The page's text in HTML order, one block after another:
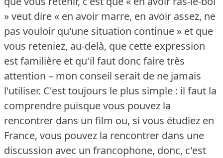
» veut dire « en avoir marre, en avoir assez, ne
pas vouloir qu'une situation continue » et que
vous reteniez, au-delà, que cette expression
est familière et qu'il faut donc faire très
attention – mon conseil serait de ne jamais
l'utiliser. C'est toujours le plus simple : il faut la
comprendre puisque vous pouvez la
rencontrer dans un film ou, si vous étudiez en
France, vous pouvez la rencontrer dans une
discussion avec un francophone, donc, c'est